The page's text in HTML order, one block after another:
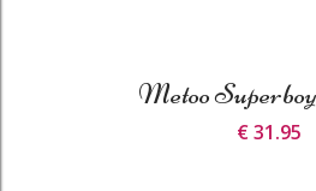
Metoo
€ 31.95